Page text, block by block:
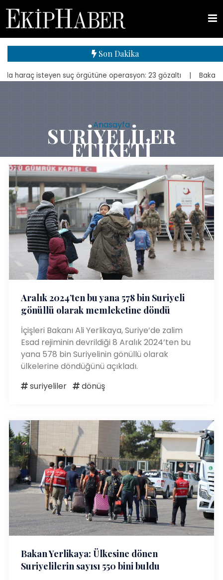
Son Dakika
isteyen suç örgütüne operasyon: 23 gözaltı | Bakan Kurum,
SURIYELILER
ETIKETI
Anasayfa
Aralık 2024’ten bu yana 578 bin Suriyeli
gönüllü olarak memleketine döndü
İçişleri Bakanı Ali Yerlikaya, Suriye’de zalim
Esad rejiminin devrildiği 8 Aralık 2024’ten bu
yana 578 bin Suriyelinin gönüllü olarak
ülkelerine döndüğünü açıkladı.
suriyeliler
dönüş
Bakan Yerlikaya: Ülkesine dönen
Suriyelilerin sayısı 550 bini buldu